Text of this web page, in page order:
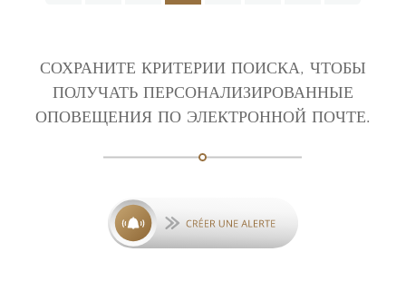
СОХРАНИТЕ КРИТЕРИИ ПОИСКА, ЧТОБЫ
ПОЛУЧАТЬ ПЕРСОНАЛИЗИРОВАННЫЕ
ОПОВЕЩЕНИЯ ПО ЭЛЕКТРОННОЙ ПОЧТЕ.